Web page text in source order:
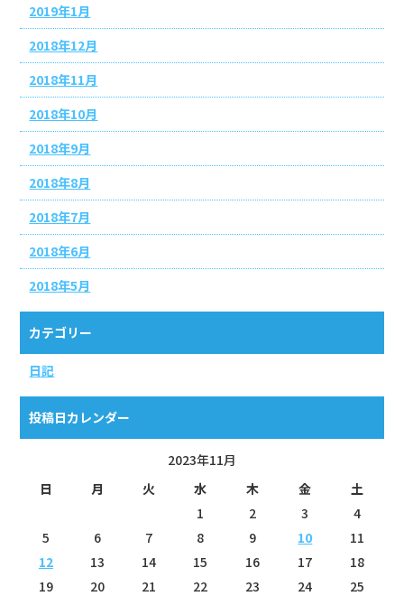
2019年1月
2018年12月
2018年11月
2018年10月
2018年9月
2018年8月
2018年7月
2018年6月
2018年5月
カテゴリー
日記
投稿日カレンダー
2023年11月
日
月 火 水 木 金
土
1
2 3
4
5
6 7 8 9 10
11
12
13 14 15 16 17
18
19
20 21 22 23 24 25